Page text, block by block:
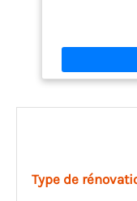
coupez et
toute simplicité
de pression
simple
amovibles
REPARABILITE
réparabilité
réseau de
contribuer à la
la réduction
capacité
une grande
Type de